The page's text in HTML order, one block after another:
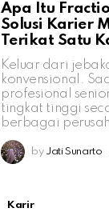
Apa Itu
Solusi Karier
Terikat Satu
Keluar dari
konvensional.
profesional
tingkat tinggi
berbagai
by Jati Sunarto
Karir